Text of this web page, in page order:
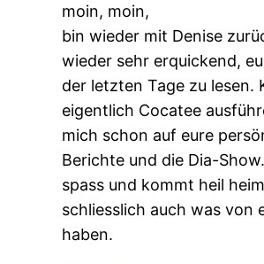
moin, moin,
bin wieder mit Denise
wieder sehr erquickend,
der letzten Tage zu lesen.
eigentlich Cocatee
mich schon auf eure
Berichte und die Dia-
spass und kommt heil
schliesslich auch was von
haben.